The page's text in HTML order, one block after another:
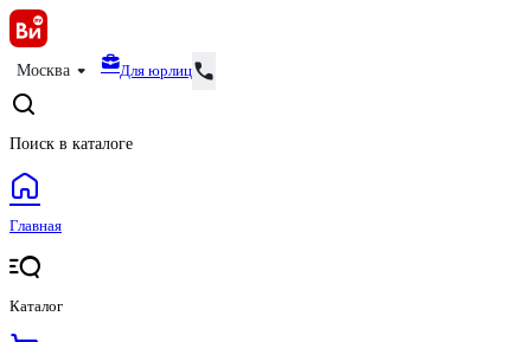
Москва Для юрлиц
Поиск в каталоге
Главная
Каталог